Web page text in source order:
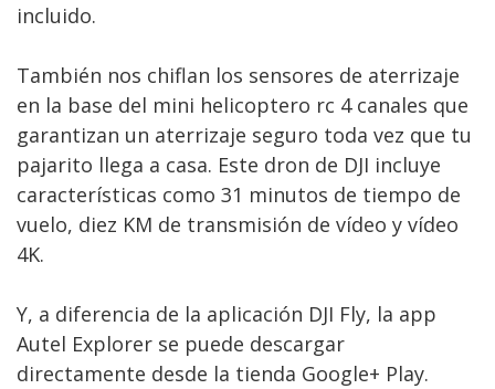
incluido.
También nos chiflan los sensores de aterrizaje
en la base del mini helicoptero rc 4 canales que
garantizan un aterrizaje seguro toda vez que tu
pajarito llega a casa. Este dron de DJI incluye
características como 31 minutos de tiempo de
vuelo, diez KM de transmisión de vídeo y vídeo
4K.
Y, a diferencia de la aplicación DJI Fly, la app
Autel Explorer se puede descargar
directamente desde la tienda Google+ Play.